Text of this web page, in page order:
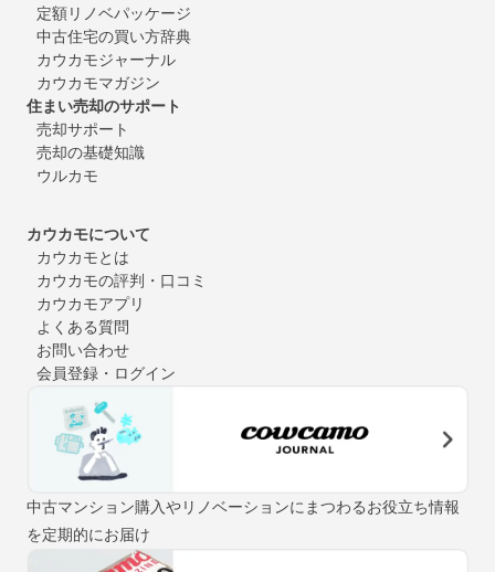
定額リノベパッケージ
中古住宅の買い方辞典
カウカモジャーナル
カウカモマガジン
住まい売却のサポート
売却サポート
売却の基礎知識
ウルカモ
カウカモについて
カウカモとは
カウカモの評判・口コミ
カウカモアプリ
よくある質問
お問い合わせ
会員登録・ログイン
中古マンション購入やリノベーションにまつわるお役立ち情報
を定期的にお届け